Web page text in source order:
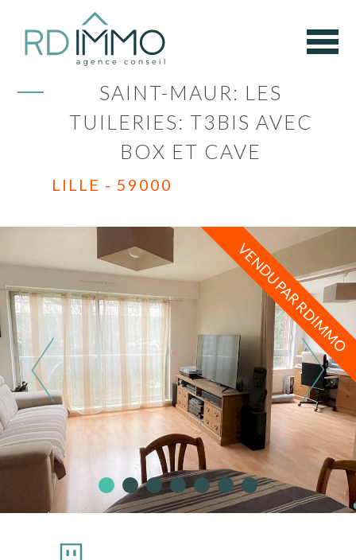
SAINT-MAUR: LES
TUILERIES: T3BIS AVEC
BOX ET CAVE
LILLE - 59000
VENDU PAR RDIMMO